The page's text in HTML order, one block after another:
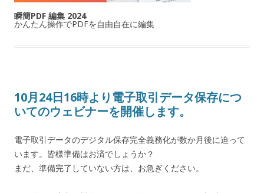
瞬簡PDF 編集 2024
かんたん操作でPDFを自由自在に編集
10月24日16時より電子取引データ保存につ
いてのウェビナーを開催します。
電子取引データのデジタル保存完全義務化が数か月後に迫って
います。皆様準備はお済でしょうか？
まだ、準備完了していない方は、お急ぎください。